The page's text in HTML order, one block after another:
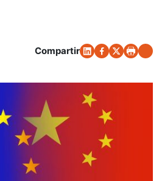
Compartir